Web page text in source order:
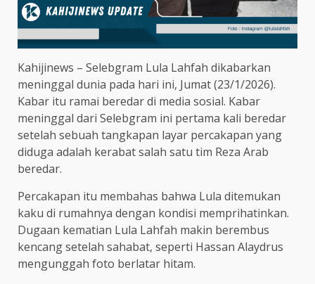
Kahijinews – Selebgram Lula Lahfah dikabarkan
meninggal dunia pada hari ini, Jumat (23/1/2026).
Kabar itu ramai beredar di media sosial. Kabar
meninggal dari Selebgram ini pertama kali beredar
setelah sebuah tangkapan layar percakapan yang
diduga adalah kerabat salah satu tim Reza Arab
beredar.
Percakapan itu membahas bahwa Lula ditemukan
kaku di rumahnya dengan kondisi memprihatinkan.
Dugaan kematian Lula Lahfah makin berembus
kencang setelah sahabat, seperti Hassan Alaydrus
mengunggah foto berlatar hitam.